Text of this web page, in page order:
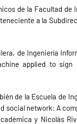
de la Facultad de
a la
de Ingeniería
applied to sign
de la Escuela de
social network: A
y Nicolás